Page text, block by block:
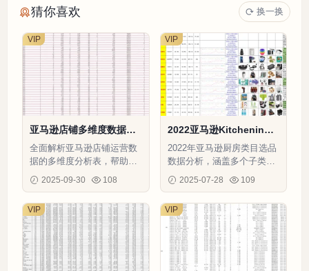
猜你喜欢 换一换
亚马逊店铺多维度数据分
析表-3833行-10个子表
全面解析亚马逊店铺运营数
据的多维度分析表，帮助卖
家提升转化率、优化广告策
略和提升购物车赢得率
2025-09-30 108
VIP
2022亚马逊Kitchening
厨房大类目选品数据分析-
147行-9个子表
2022年亚马逊厨房类目选品
数据分析，涵盖多个子类目
的市场容量、品牌垄断、卖
家垄断等关键数据，助力卖
家精准选品。
2025-07-28 109
VIP
VIP VIP